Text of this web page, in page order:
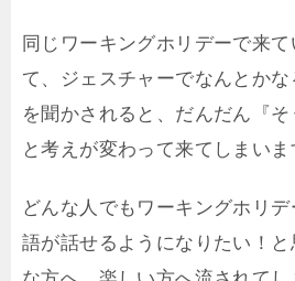
同じワーキングホリデーで来
て、ジェスチャーでなんとか
を聞かされると、だんだん『そ
と考えが変わって来てしまいま
どんな人でもワーキングホリ
語が話せるようになりたい！